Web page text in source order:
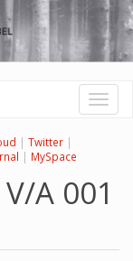
Toggle
| Twitter |
| MySpace
A 001